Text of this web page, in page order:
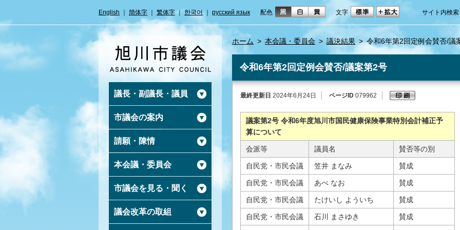
English 簡体字 繁体字｜ 한국어｜ русский язык 配色 文字 サイト内検索
議長・副議長・議員
市議会の案内
請願・陳情
本会議・委員会
市議会を見る・聞く
議会改革の取組
ホーム > 本会議・委員会 > 議決結果 > 令和6年第2回定例会賛否/議
令和6年第2回定例会賛否/議案第2号
最終更新日 2024年6月24日 ページID 079962
議案第2号 令和6年度旭川市国民健康保険事業特別会計補正予
算について
会派等 議員名 賛否等の別
自民党・市民会議 笠井 まなみ 賛成
自民党・市民会議 あべ なお 賛成
自民党・市民会議 たけいし よういち 賛成
自民党・市民会議 石川 まさゆき 賛成